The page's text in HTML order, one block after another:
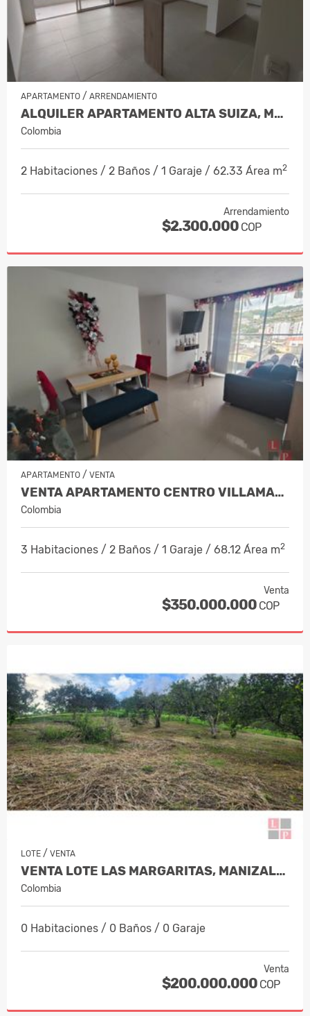
APARTAMENTO / ARRENDAMIENTO
ALQUILER APARTAMENTO ALTA SUIZA, MANI…
Colombia
2 Habitaciones / 2 Baños / 1 Garaje / 62.33 Área m2
Arrendamiento
$2.300.000 COP
APARTAMENTO / VENTA
VENTA APARTAMENTO CENTRO VILLAMARÍA,…
Colombia
3 Habitaciones / 2 Baños / 1 Garaje / 68.12 Área m2
Venta
$350.000.000 COP
LOTE / VENTA
VENTA LOTE LAS MARGARITAS, MANIZALES…
Colombia
0 Habitaciones / 0 Baños / 0 Garaje
Venta
$200.000.000 COP